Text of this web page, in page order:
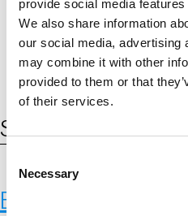
provide social media
We also share information
our social media, advertising
may combine it with other
provided to them or that
of their services.
n
Necessary
Cerca:
Schlagwort:Green
Bending the Curve